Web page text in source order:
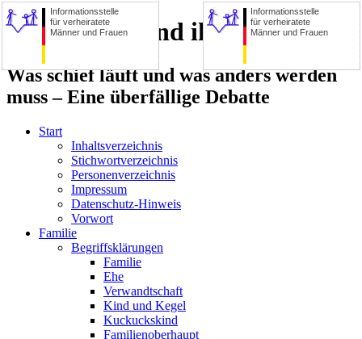
Informationsstelle
für verheiratete
Männer und Frauen
Die Familie und ihre Zerstörer
Was schief läuft und was anders werden
muss – Eine überfällige Debatte
Informationsstelle
für verheiratete
Männer und Frauen
Start
Inhaltsverzeichnis
Stichwortverzeichnis
Personenverzeichnis
Impressum
Datenschutz-Hinweis
Vorwort
Familie
Begriffsklärungen
Familie
Ehe
Verwandtschaft
Kind und Kegel
Kuckuckskind
Familienoberhaupt